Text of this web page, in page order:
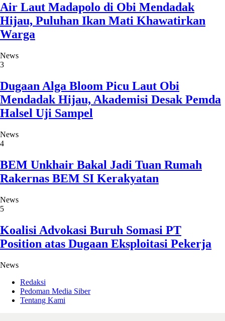
Air Laut Madapolo di Obi Mendadak
Hijau, Puluhan Ikan Mati Khawatirkan
Warga
News
3
Dugaan Alga Bloom Picu Laut Obi
Mendadak Hijau, Akademisi Desak Pemda
Halsel Uji Sampel
News
4
BEM Unkhair Bakal Jadi Tuan Rumah
Rakernas BEM SI Kerakyatan
News
5
Koalisi Advokasi Buruh Somasi PT
Position atas Dugaan Eksploitasi Pekerja
News
Redaksi
Pedoman Media Siber
Tentang Kami